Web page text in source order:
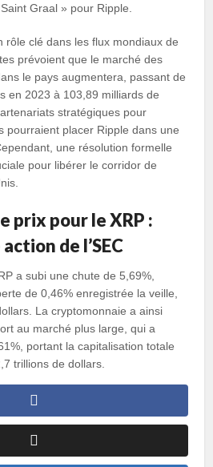
Graal » pour Ripple.
rôle clé dans les flux mondiaux de
prévoient que le marché des
le pays augmentera, passant de
en 2023 à 103,89 milliards de
stratégiques pour
pourraient placer Ripple dans une
une résolution formelle
pour libérer le corridor de
prix pour le XRP :
de l’SEC
a subi une chute de 5,69%,
de 0,46% enregistrée la veille,
La cryptomonnaie a ainsi
au marché plus large, qui a
portant la capitalisation totale
trillions de dollars.